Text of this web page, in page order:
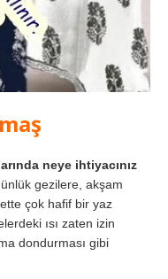
neye ihtiyacınız
gezilere, akşam
çok hafif bir yaz
ısı zaten izin
dondurması gibi